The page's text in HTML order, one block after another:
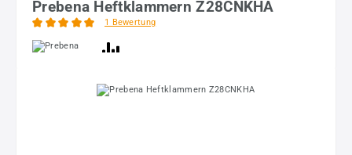
Prebena Heftklammern Z28CNKHA
1 Bewertung
Bildergalerie überspringen